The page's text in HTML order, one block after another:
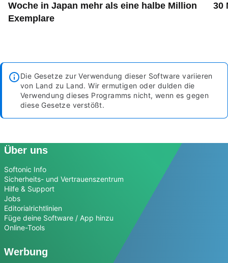
Woche in Japan mehr als eine halbe Million
Exemplare
30
Die Gesetze zur Verwendung dieser Software variieren
von Land zu Land. Wir ermutigen oder dulden die
Verwendung dieses Programms nicht, wenn es gegen
diese Gesetze verstößt.
Über uns
Softonic Info
Sicherheits- und Vertrauenszentrum
Hilfe & Support
Jobs
Editorialrichtlinien
Füge deine Software / App hinzu
Online-Tools
Werbung